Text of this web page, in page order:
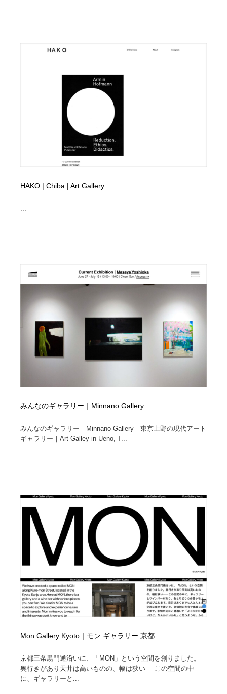
HAKO | Chiba | Art Gallery
みんなのギャラリー｜Minnano Gallery
みんなのギャラリー｜Minnano Gallery｜東京上野の現代アート
ギャラリー｜Art Galley in Ueno, T...
Mon Gallery Kyoto｜モン ギャラリー 京都
京都三条黒門通沿いに、「MON」という空間を創りました。
奥行きがあり天井は高いものの、幅は狭い──この空間の中
に、ギャラリーと...